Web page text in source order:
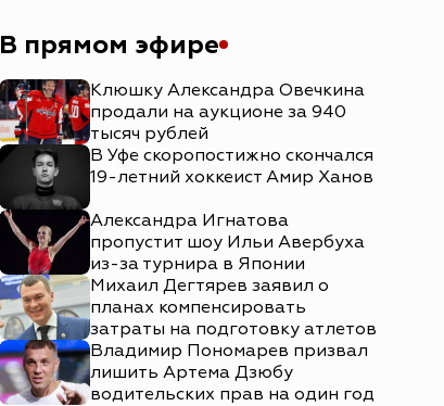
В прямом эфире
Клюшку Александра Овечкина
продали на аукционе за 940
тысяч рублей
В Уфе скоропостижно скончался
19-летний хоккеист Амир Ханов
Александра Игнатова
пропустит шоу Ильи Авербуха
из-за турнира в Японии
Михаил Дегтярев заявил о
планах компенсировать
затраты на подготовку атлетов
Владимир Пономарев призвал
лишить Артема Дзюбу
водительских прав на один год